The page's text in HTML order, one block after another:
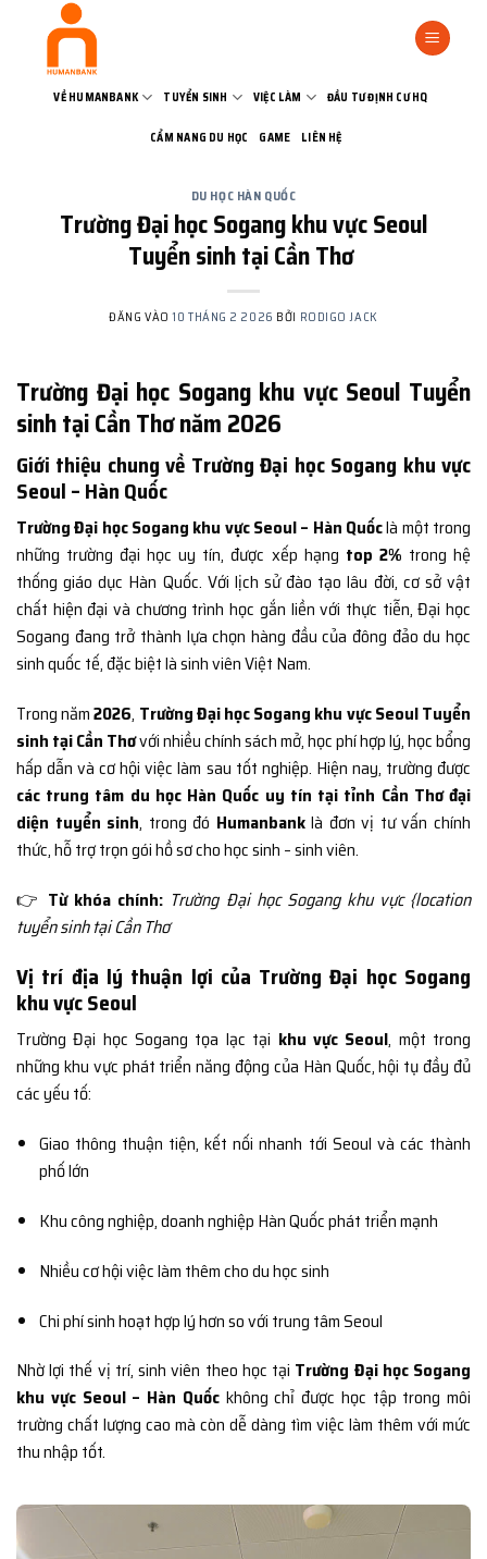
VỀ HUMANBANK TUYỂN SINH VIỆC LÀM ĐẦU TƯ ĐỊNH CƯ HQ
CẨM NANG DU HỌC GAME LIÊN HỆ
DU HỌC HÀN QUỐC
Trường Đại học Sogang khu vực Seoul
Tuyển sinh tại Cần Thơ
ĐĂNG VÀO10 THÁNG 2 2026 BỞI RODIGO JACK
Trường Đại học Sogang khu vực Seoul Tuyển
sinh tại Cần Thơ năm 2026
Giới thiệu chung về Trường Đại học Sogang khu vực
Seoul – Hàn Quốc
Trường Đại học Sogang khu vực Seoul – Hàn Quốclà một trong
những trường đại học uy tín, được xếp hạng top 2% trong hệ
thống giáo dục Hàn Quốc. Với lịch sử đào tạo lâu đời, cơ sở vật
chất hiện đại và chương trình học gắn liền với thực tiễn, Đại học
Sogang đang trở thành lựa chọn hàng đầu của đông đảo du học
sinh quốc tế, đặc biệt là sinh viên Việt Nam.
Trong năm2026, Trường Đại học Sogang khu vực Seoul Tuyển
sinh tại Cần Thơvới nhiều chính sách mở, học phí hợp lý, học bổng
hấp dẫn và cơ hội việc làm sau tốt nghiệp. Hiện nay, trường được
các trung tâm du học Hàn Quốc uy tín tại tỉnh Cần Thơ đại
diện tuyển sinh, trong đó Humanbanklà đơn vị tư vấn chính
thức, hỗ trợ trọn gói hồ sơ cho học sinh – sinh viên.
👉 Từ khóa chính: Trường Đại học Sogang khu vực {location
tuyển sinh tại Cần Thơ
Vị trí địa lý thuận lợi của Trường Đại học Sogang
khu vực Seoul
Trường Đại học Sogang tọa lạc tại khu vực Seoul, một trong
những khu vực phát triển năng động của Hàn Quốc, hội tụ đầy đủ
các yếu tố:
Giao thông thuận tiện, kết nối nhanh tới Seoul và các thành
phố lớn
Khu công nghiệp, doanh nghiệp Hàn Quốc phát triển mạnh
Nhiều cơ hội việc làm thêm cho du học sinh
Chi phí sinh hoạt hợp lý hơn so với trung tâm Seoul
Nhờ lợi thế vị trí, sinh viên theo học tại Trường Đại học Sogang
khu vực Seoul – Hàn Quốckhông chỉ được học tập trong môi
trường chất lượng cao mà còn dễ dàng tìm việc làm thêm với mức
thu nhập tốt.